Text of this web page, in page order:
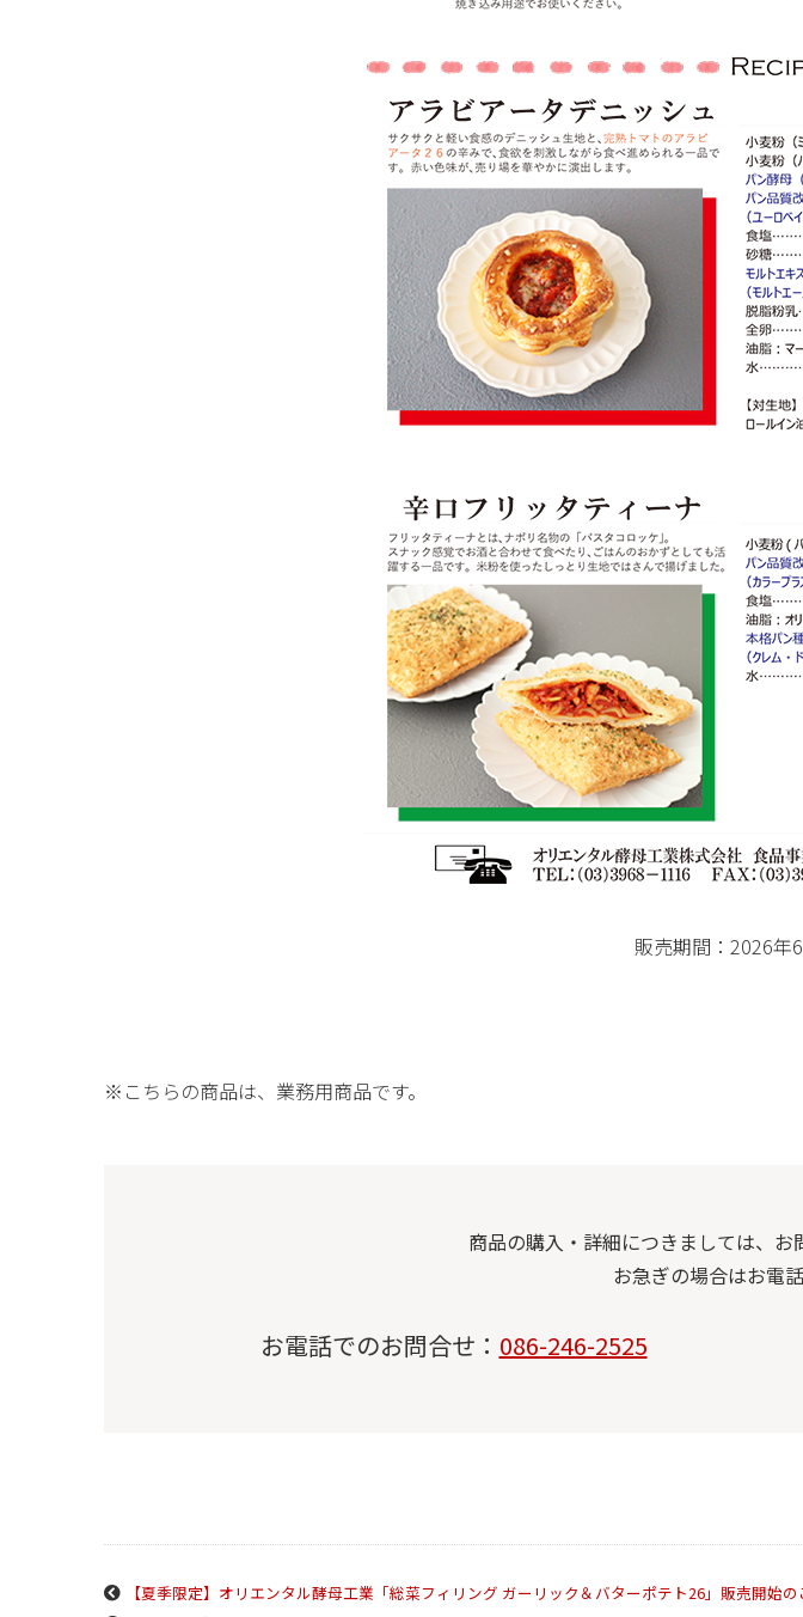
販売期間：2026年
※こちらの商品は、業務用商品です。
商品の購入・詳細につきましては、お
お急ぎの場合はお電
お電話でのお問合せ： 086-246-2525
【夏季限定】オリエンタル酵母工業「総菜フィリング ガーリック＆バターポテト26」販売開始の